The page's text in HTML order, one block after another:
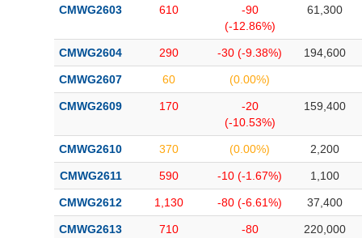
CMWG2603 610
-90
(-12.86%)
61,300
CMWG2604 290 -30 (-9.38%) 194,600
CMWG2607 60 (0.00%)
CMWG2609 170
-20
(-10.53%)
159,400
CMWG2610 370 (0.00%) 2,200
CMWG2611 590 -10 (-1.67%) 1,100
CMWG2612 1,130 -80 (-6.61%) 37,400
CMWG2613 710
-80
220,000
Bài viết của tác giả (-)
Báo cáo phân tích(-)
Thuật ngữ(-)
Dịch vụ(-)
Đào tạo
Sách tài chính